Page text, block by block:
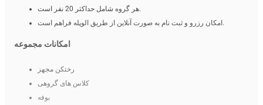
هر گروه شامل حداکثر 20 نفر است.
امکان رزرو و ثبت نام به صورت آنلاین از طریق الوپله فراهم است.
امکانات مجموعه
رختکن مجهز
کلاس های گروهی
بوفه